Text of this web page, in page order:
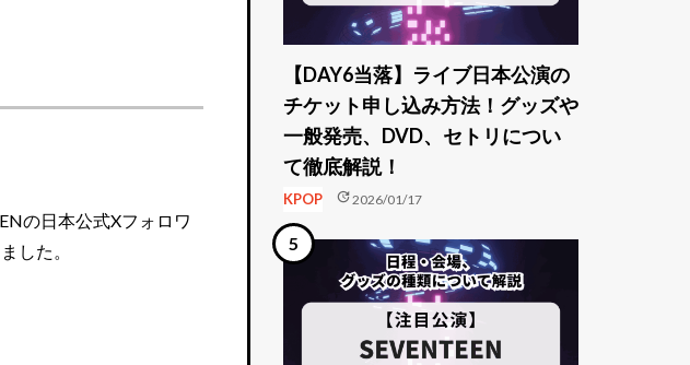
の日本公式Xフォロワ
した。
【DAY6当落】ライブ日本公演の
チケット申し込み方法！グッズや
一般発売、DVD、セトリについ
て徹底解説！
KPOP update2026/01/17